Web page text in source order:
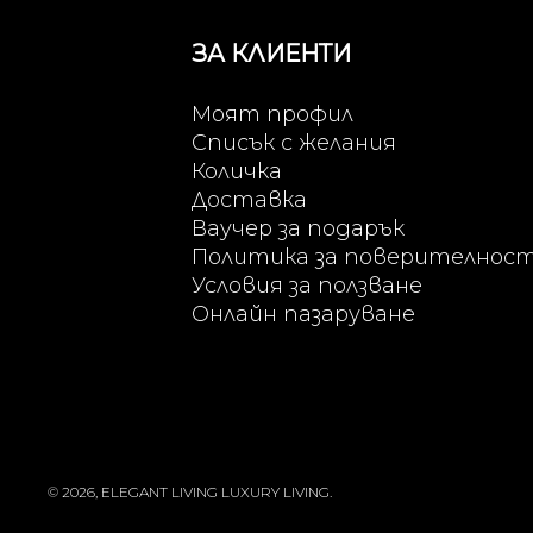
ЗА КЛИЕНТИ
Моят профил
Списък с желания
Количка
Доставка
Ваучер за подарък
Политика за
Условия за ползване
Онлайн пазаруване
© 2026, ELEGANT LIVING LUXURY LIVING.